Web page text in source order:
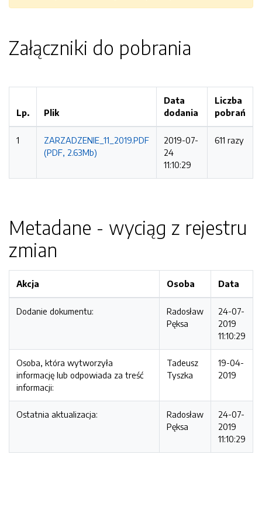
Załączniki do pobrania
Lp. Plik
Data
dodania
Liczba
pobrań
1
ZARZADZENIE_11_2019.PDF
(PDF, 2.63Mb)
2019-07-
24
11:10:29
611 razy
Metadane - wyciąg z rejestru
zmian
Akcja Osoba Data
Dodanie dokumentu:
Radosław
Pęksa
24-07-
2019
11:10:29
Osoba, która wytworzyła
informację lub odpowiada za treść
informacji:
Tadeusz
Tyszka
19-04-
2019
Ostatnia aktualizacja:
Radosław
Pęksa
24-07-
2019
11:10:29